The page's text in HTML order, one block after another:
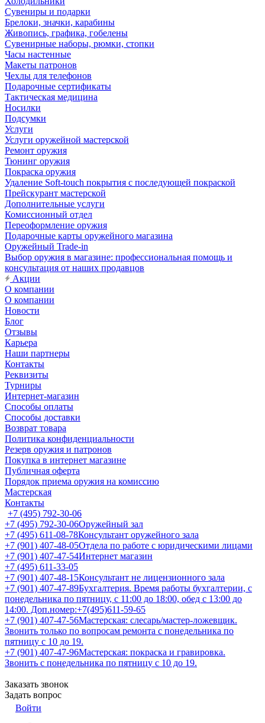
Сувениры и подарки
Брелоки, значки, карабины
Живопись, графика, гобелены
Сувенирные наборы, рюмки, стопки
Часы настенные
Макеты патронов
Чехлы для телефонов
Подарочные сертификаты
Тактическая медицина
Носилки
Подсумки
Услуги
Услуги оружейной мастерской
Ремонт оружия
Тюнинг оружия
Покраска оружия
Удаление Soft-touch покрытия с последующей покраской
Прейскурант мастерской
Дополнительные услуги
Комиссионный отдел
Переоформление оружия
Подарочные карты оружейного магазина
Оружейный Trade-in
Выбор оружия в магазине: профессиональная помощь и
консультация от наших продавцов
Акции
О компании
О компании
Новости
Блог
Отзывы
Карьера
Наши партнеры
Контакты
Реквизиты
Турниры
Интернет-магазин
Способы оплаты
Способы доставки
Возврат товара
Политика конфиденциальности
Резерв оружия и патронов
Покупка в интернет магазине
Публичная оферта
Порядок приема оружия на комиссию
Мастерская
Контакты
+7 (495) 792-30-06
+7 (495) 792-30-06Оружейный зал
+7 (495) 611-08-78Консультант оружейного зала
+7 (901) 407-48-05Отдела по работе с юридическими лицами
+7 (901) 407-47-54Интернет магазин
+7 (495) 611-33-05
+7 (901) 407-48-15Консультант не лицензионного зала
+7 (901) 407-47-89Бухгалтерия. Время работы бухгалтерии, с
понедельника по пятницу, с 11:00 до 18:00, обед с 13:00 до
14:00. Доп.номер:+7(495)611-59-65
+7 (901) 407-47-56Мастерская: слесарь/мастер-ложевщик.
Звонить только по вопросам ремонта с понедельника по
пятницу с 10 до 19.
+7 (901) 407-47-96Мастерская: покраска и гравировка.
Звонить с понедельника по пятницу с 10 до 19.
Заказать звонок
Задать вопрос
Войти